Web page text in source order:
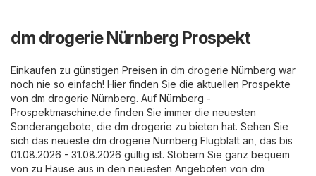
dm drogerie Nürnberg Prospekt
Einkaufen zu günstigen Preisen in dm drogerie Nürnberg war
noch nie so einfach! Hier finden Sie die aktuellen Prospekte
von dm drogerie Nürnberg. Auf Nürnberg -
Prospektmaschine.de finden Sie immer die neuesten
Sonderangebote, die dm drogerie zu bieten hat. Sehen Sie
sich das neueste dm drogerie Nürnberg Flugblatt an, das bis
01.08.2026 - 31.08.2026 gültig ist. Stöbern Sie ganz bequem
von zu Hause aus in den neuesten Angeboten von dm